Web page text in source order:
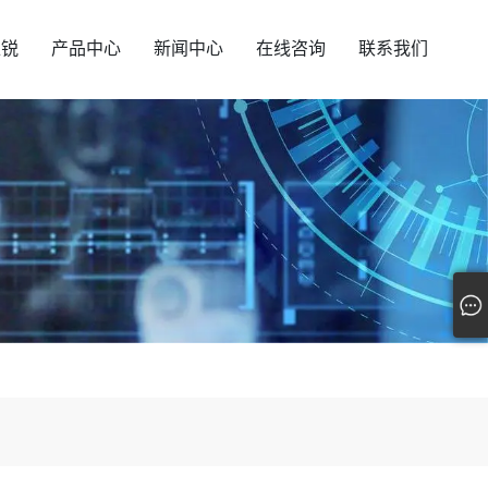
产品中心 新闻中心 在线咨询 联系我们